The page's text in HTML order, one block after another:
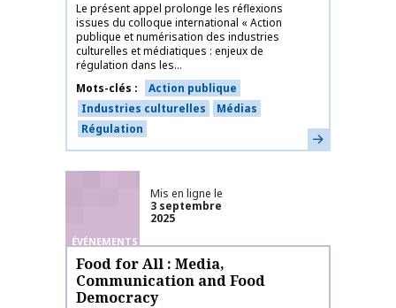
Le présent appel prolonge les réflexions
issues du colloque international « Action
publique et numérisation des industries
culturelles et médiatiques : enjeux de
régulation dans les...
Mots-clés
Action publique
Industries culturelles
Médias
Régulation
En savoir plus
ÉVÉNEMENTS
Mis en ligne le
3 septembre
2025
Food for All : Media,
Communication and Food
Democracy